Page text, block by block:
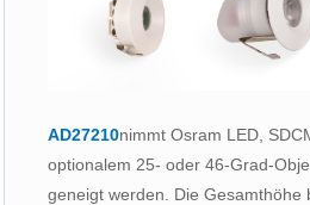
AD27210nimmt Osram LED,
optionalem 25- oder 46-Grad-
geneigt werden. Die Gesamthöhe